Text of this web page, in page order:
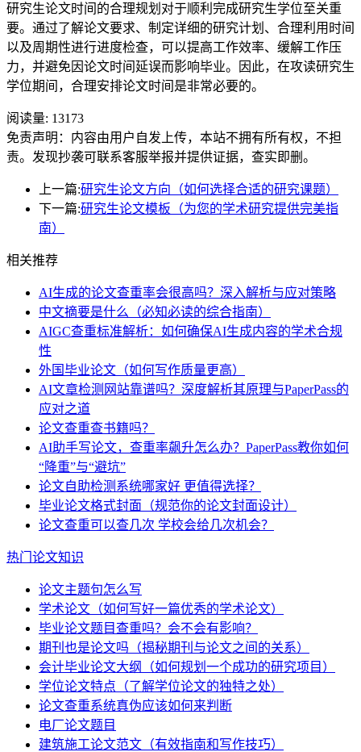
研究生论文时间的合理规划对于顺利完成研究生学位至关重
要。通过了解论文要求、制定详细的研究计划、合理利用时间
以及周期性进行进度检查，可以提高工作效率、缓解工作压
力，并避免因论文时间延误而影响毕业。因此，在攻读研究生
学位期间，合理安排论文时间是非常必要的。
阅读量: 13173
免责声明：内容由用户自发上传，本站不拥有所有权，不担
责。发现抄袭可联系客服举报并提供证据，查实即删。
上一篇:研究生论文方向（如何选择合适的研究课题）
下一篇:研究生论文模板（为您的学术研究提供完美指
南）
相关推荐
AI生成的论文查重率会很高吗？深入解析与应对策略
中文摘要是什么（必知必读的综合指南）
AIGC查重标准解析：如何确保AI生成内容的学术合规
性
外国毕业论文（如何写作质量更高）
AI文章检测网站靠谱吗？深度解析其原理与PaperPass的
应对之道
论文查重查书籍吗？
AI助手写论文，查重率飙升怎么办？PaperPass教你如何
“降重”与“避坑”
论文自助检测系统哪家好 更值得选择？
毕业论文格式封面（规范你的论文封面设计）
论文查重可以查几次 学校会给几次机会？
热门论文知识
论文主题句怎么写
学术论文（如何写好一篇优秀的学术论文）
毕业论文题目查重吗？会不会有影响？
期刊也是论文吗（揭秘期刊与论文之间的关系）
会计毕业论文大纲（如何规划一个成功的研究项目）
学位论文特点（了解学位论文的独特之处）
论文查重系统真伪应该如何来判断
电厂论文题目
建筑施工论文范文（有效指南和写作技巧）